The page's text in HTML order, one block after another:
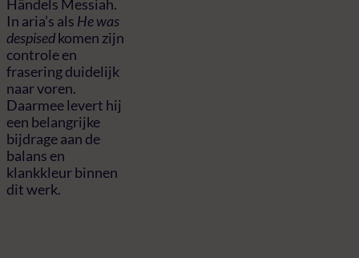
Händels Messiah.
In aria’s als He was
despisedkomen zijn
controle en
frasering duidelijk
naar voren.
Daarmee levert hij
een belangrijke
bijdrage aan de
balans en
klankkleur binnen
dit werk.